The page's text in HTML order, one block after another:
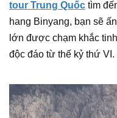
tour Trung Quốc tìm
hang Binyang, bạn sẽ
lớn được chạm khắc
độc đáo từ thế kỷ thứ VI.